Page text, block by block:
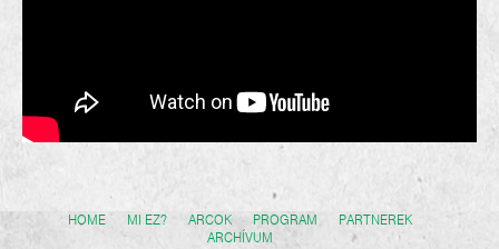
HOME MI EZ? ARCOK PROGRAM
PARTNEREK
ARCHÍVUM